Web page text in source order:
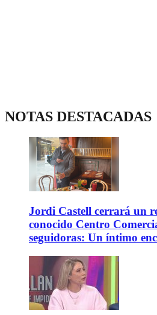
NOTAS DESTACADAS
Jordi Castell cerrará un
conocido Centro
seguidoras: Un íntimo